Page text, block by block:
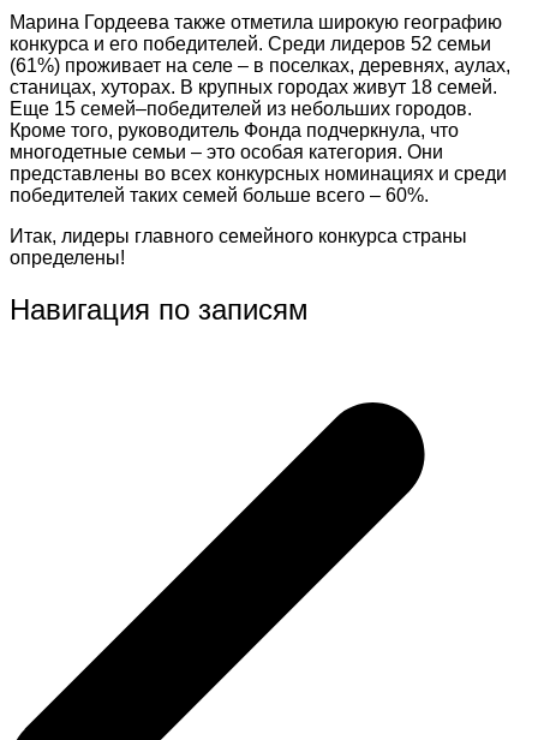
Марина Гордеева также отметила широкую географию
конкурса и его победителей. Среди лидеров 52 семьи
(61%) проживает на селе – в поселках, деревнях, аулах,
станицах, хуторах. В крупных городах живут 18 семей.
Еще 15 семей–победителей из небольших городов.
Кроме того, руководитель Фонда подчеркнула, что
многодетные семьи – это особая категория. Они
представлены во всех конкурсных номинациях и среди
победителей таких семей больше всего – 60%.
Итак, лидеры главного семейного конкурса страны
определены!
Навигация по записям